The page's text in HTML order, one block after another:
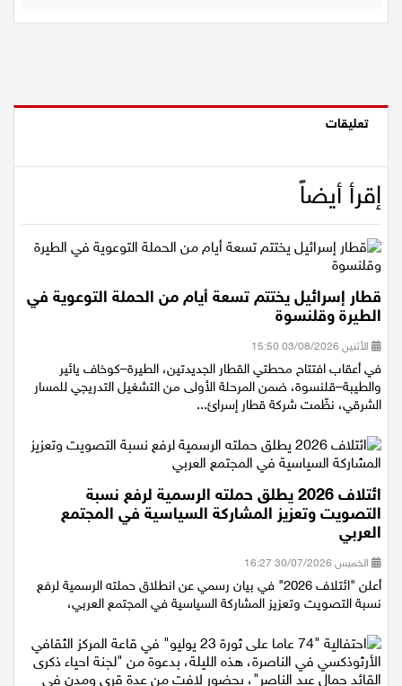
مجلة الحمرا
جمال وازياء
تكنولوجيا
فن
ستوديو انتخابات 2022
إقرأ أيضاً
قطار إسرائيل يختتم تسعة أيام من الحملة التوعوية في
الطيرة وقلنسوة
الأثنين 03/08/2026 15:50
في أعقاب افتتاح محطتي القطار الجديدتين، الطيرة–كوخاف يائير
والطيبة–قلنسوة، ضمن المرحلة الأولى من التشغيل التدريجي للمسار
ائتلاف 2026 يطلق حملته الرسمية لرفع نسبة
التصويت وتعزيز المشاركة السياسية في المجتمع
العربي
الخميس 30/07/2026 16:27
أعلن "ائتلاف 2026" في بيان رسمي عن انطلاق حملته الرسمية لرفع